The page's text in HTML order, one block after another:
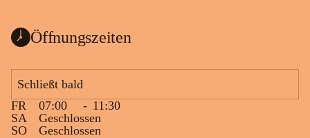
Öffnungszeiten
Schließt bald
FR
07:00 - 11:30
SA
Geschlossen
SO
Geschlossen